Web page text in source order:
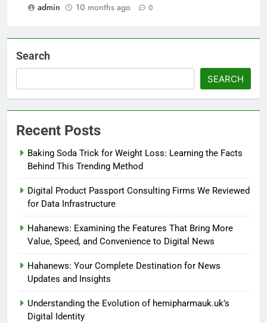
admin 10 months ago 0
Search
SEARCH
Recent Posts
Baking Soda Trick for Weight Loss: Learning the Facts
Behind This Trending Method
Digital Product Passport Consulting Firms We Reviewed
for Data Infrastructure
Hahanews: Examining the Features That Bring More
Value, Speed, and Convenience to Digital News
Hahanews: Your Complete Destination for News
Updates and Insights
Understanding the Evolution of hemipharmauk.uk’s
Digital Identity